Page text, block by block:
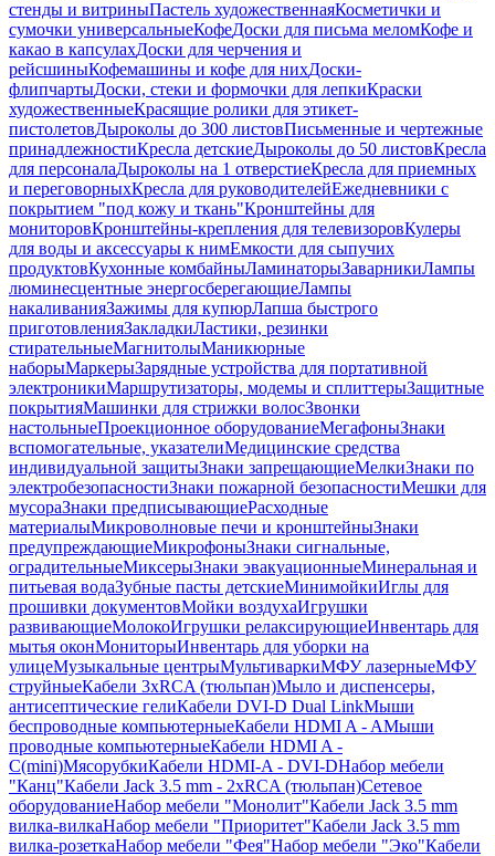
стенды и витриныПастель художественнаяКосметички и
сумочки универсальныеКофеДоски для письма меломКофе и
какао в капсулахДоски для черчения и
рейсшиныКофемашины и кофе для нихДоски-
флипчартыДоски, стеки и формочки для лепкиКраски
художественныеКрасящие ролики для этикет-
пистолетовДыроколы до 300 листовПисьменные и чертежные
принадлежностиКресла детскиеДыроколы до 50 листовКресла
для персоналаДыроколы на 1 отверстиеКресла для приемных
и переговорныхКресла для руководителейЕжедневники с
покрытием "под кожу и ткань"Кронштейны для
мониторовКронштейны-крепления для телевизоровКулеры
для воды и аксессуары к нимЕмкости для сыпучих
продуктовКухонные комбайныЛаминаторыЗаварникиЛампы
люминесцентные энергосберегающиеЛампы
накаливанияЗажимы для купюрЛапша быстрого
приготовленияЗакладкиЛастики, резинки
стирательныеМагнитолыМаникюрные
наборыМаркерыЗарядные устройства для портативной
электроникиМаршрутизаторы, модемы и сплиттерыЗащитные
покрытияМашинки для стрижки волосЗвонки
настольныеПроекционное оборудованиеМегафоныЗнаки
вспомогательные, указателиМедицинские средства
индивидуальной защитыЗнаки запрещающиеМелкиЗнаки по
электробезопасностиЗнаки пожарной безопасностиМешки для
мусораЗнаки предписывающиеРасходные
материалыМикроволновые печи и кронштейныЗнаки
предупреждающиеМикрофоныЗнаки сигнальные,
оградительныеМиксерыЗнаки эвакуационныеМинеральная и
питьевая водаЗубные пасты детскиеМинимойкиИглы для
прошивки документовМойки воздухаИгрушки
развивающиеМолокоИгрушки релаксирующиеИнвентарь для
мытья оконМониторыИнвентарь для уборки на
улицеМузыкальные центрыМультиваркиМФУ лазерныеМФУ
струйныеКабели 3xRCA (тюльпан)Мыло и диспенсеры,
антисептические гелиКабели DVI-D Dual LinkМыши
беспроводные компьютерныеКабели HDMI A - AМыши
проводные компьютерныеКабели HDMI A -
C(mini)МясорубкиКабели HDMI-A - DVI-DНабор мебели
"Канц"Кабели Jack 3.5 mm - 2xRCA (тюльпан)Сетевое
оборудованиеНабор мебели "Монолит"Кабели Jack 3.5 mm
вилка-вилкаНабор мебели "Приоритет"Кабели Jack 3.5 mm
вилка-розеткаНабор мебели "Фея"Набор мебели "Эко"Кабели